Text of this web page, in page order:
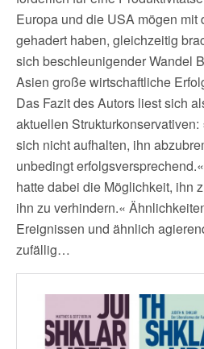
Europa und die USA mögen mit
gehadert haben, gleichzeitig
sich beschleunigender Wandel
Asien große wirtschaftliche
Das Fazit des Autors liest sich
aktuellen
sich nicht aufhalten, ihn
unbedingt
hatte dabei die Möglichkeit, ihn
ihn zu verhindern.«
Ereignissen und ähnlich
zufällig…